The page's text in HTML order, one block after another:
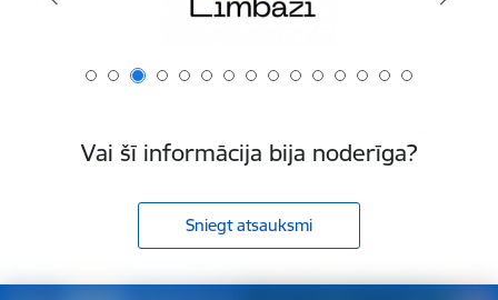
Vai šī informācija bija noderīga?
Sniegt atsauksmi